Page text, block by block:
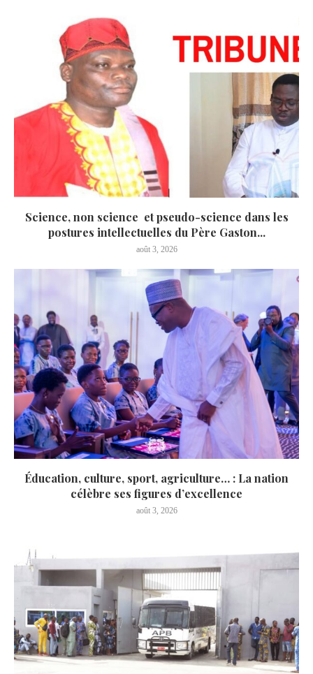
Science, non science et pseudo-science dans les
postures intellectuelles du Père Gaston...
août 3, 2026
Éducation, culture, sport, agriculture… : La nation
célèbre ses figures d’excellence
août 3, 2026